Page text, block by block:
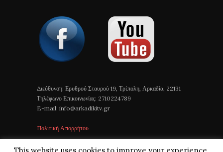
Διεύθυνση: Ερυθρού Σταυρού 19, Τρίπολη, Αρκαδία, 22131
Τηλέφωνο Επικοινωνίας: 2710224789
E-mail: info@arkadikitv.gr
Πολιτική Απορρήτου